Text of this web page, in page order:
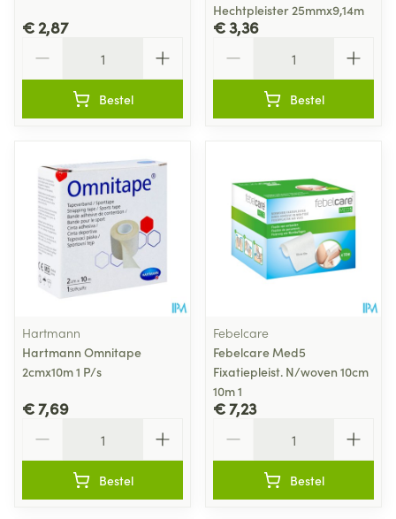
€ 2,87
Bestel
Hechtpleister 25mmx9,14m
€ 3,36
Bestel
Hartmann
Hartmann Omnitape
2cmx10m 1 P/s
€ 7,69
Bestel
Febelcare
Febelcare Med5
Fixatiepleist. N/woven 10cm
10m 1
€ 7,23
Bestel